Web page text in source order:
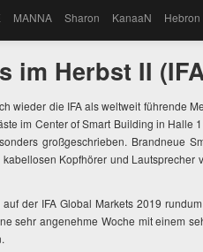
MANNA Sharon KanaaN Hebron
im Herbst II
wieder die IFA als weltweit führende
im Center of Smart Building in
großgeschrieben. Brandneue
Kopfhörer und
der IFA Global Markets 2019
sehr angenehme Woche mit einem